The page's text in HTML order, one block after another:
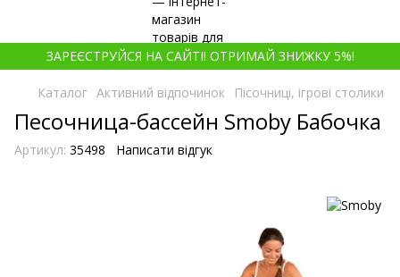
ЗАРЕЄСТРУЙСЯ НА САЙТІ! ОТРИМАЙ ЗНИЖКУ 5%!
Каталог Активний відпочинок Пісочниці, ігрові столики
Песочница-бассейн Smoby Бабочка
Артикул: 35498 Написати відгук